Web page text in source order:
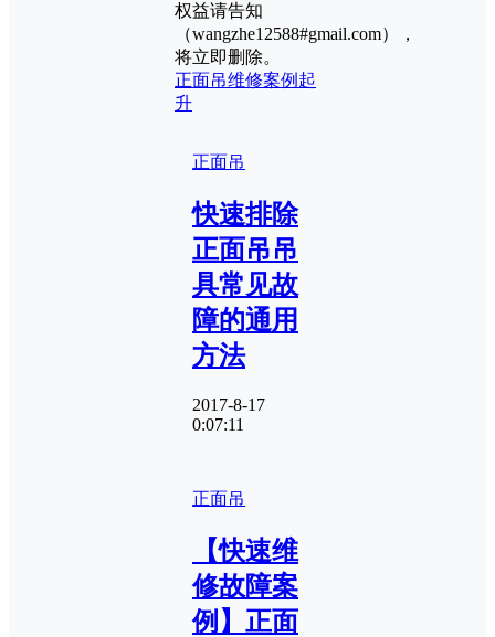
权益请告知
（wangzhe12588#gmail.com），
将立即删除。
正面吊维修案例 起
升
正面吊
快速排除
正面吊吊
具常见故
障的通用
方法
2017-8-17
0:07:11
正面吊
【快速维
修故障案
例】正面